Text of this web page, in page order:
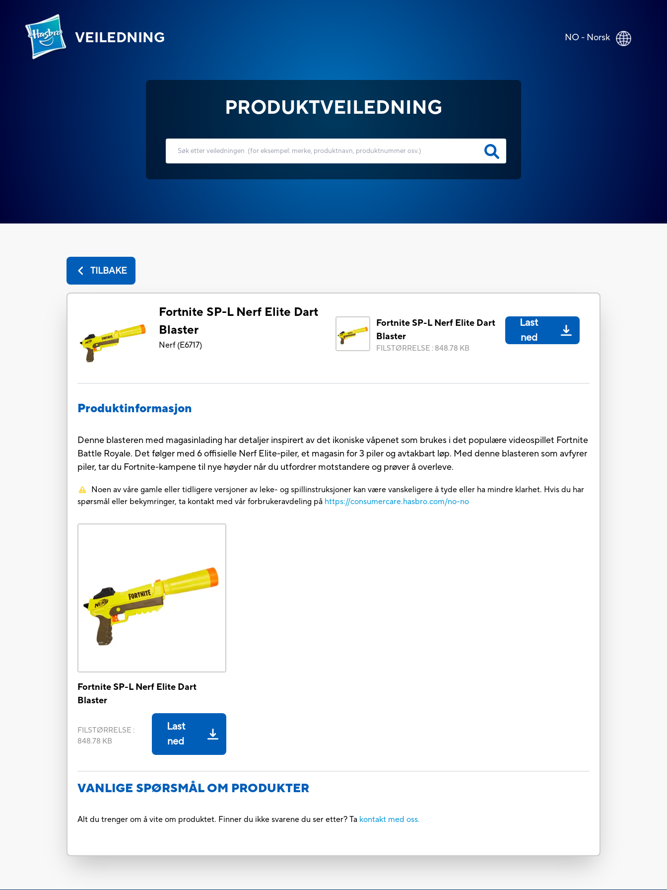
VEILEDNING NO - Norsk
PRODUKTVEILEDNING
TILBAKE
Fortnite SP-L Nerf Elite Dart
Blaster
Nerf(E6717)
Fortnite SP-L Nerf Elite Dart
Blaster
FILSTØRRELSE : 848.78 KB
Last
ned
Produktinformasjon
Denne blasteren med magasinlading har detaljer inspirert av det ikoniske våpenet som brukes i det populære videospillet Fortnite
Battle Royale. Det følger med 6 offisielle Nerf Elite-piler, et magasin for 3 piler og avtakbart løp. Med denne blasteren som avfyrer
piler, tar du Fortnite-kampene til nye høyder når du utfordrer motstandere og prøver å overleve.
Noen av våre gamle eller tidligere versjoner av leke- og spillinstruksjoner kan være vanskeligere å tyde eller ha mindre klarhet. Hvis du har
spørsmål eller bekymringer, ta kontakt med vår forbrukeravdeling på https://consumercare.hasbro.com/no-no
Fortnite SP-L Nerf Elite Dart
Blaster
FILSTØRRELSE :
848.78 KB
Last
ned
VANLIGE SPØRSMÅL OM PRODUKTER
Alt du trenger om å vite om produktet. Finner du ikke svarene du ser etter? Ta kontakt med oss.